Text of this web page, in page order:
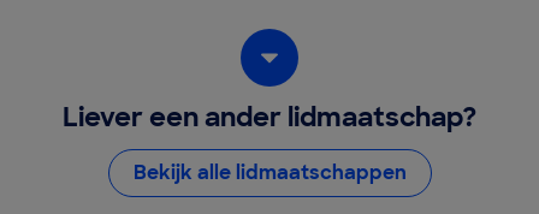
Liever een ander lidmaatschap?
Bekijk alle lidmaatschappen